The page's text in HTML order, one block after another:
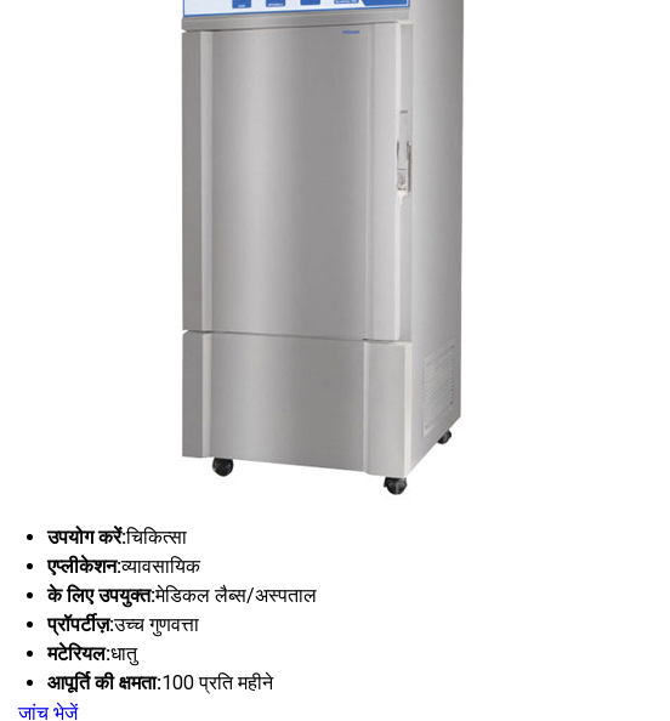
उपयोग करें:चिकित्सा
एप्लीकेशन:व्यावसायिक
के लिए उपयुक्त:मेडिकल लैब्स/अस्पताल
प्रॉपर्टीज़:उच्च गुणवत्ता
मटेरियल:धातु
आपूर्ति की क्षमता:100 प्रति महीने
जांच भेजें